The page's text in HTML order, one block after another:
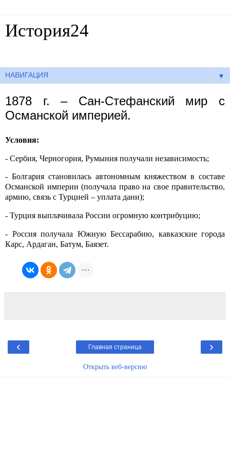
История24
▼
1878 г. – Сан-Стефанский мир с
Османской империей.
Условия:
- Сербия, Черногория, Румыния получали независимость;
- Болгария становилась автономным княжеством в составе
Османской империи (получала право на свое правительство,
армию, связь с Турцией – уплата дани);
- Турция выплачивала России огромную контрибуцию;
- Россия получала Южную Бессарабию, кавказские города
Карс, Ардаган, Батум, Баязет.
‹ ›
Главная страница
Открыть веб-версию